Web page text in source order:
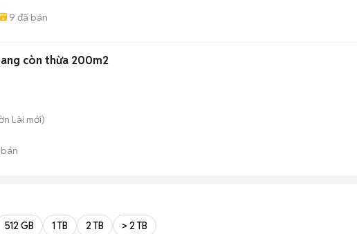
9 đã bán
còn thừa 200m2
Lài mới)
512 GB 1 TB 2 TB > 2 TB